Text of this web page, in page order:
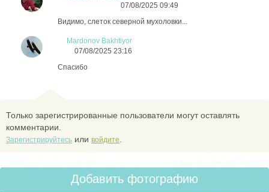
07/08/2025 09:49
Видимо, слеток северной мухоловки...
Mardonov Bakhtiyor
07/08/2025 23:16
Спасибо
Только зарегистрированные пользователи могут оставлять
комментарии.
Зарегистрируйтесь или войдите
Добавить фотографию